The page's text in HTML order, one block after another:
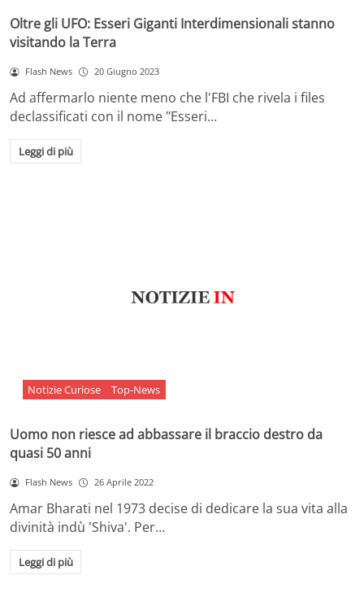
Oltre gli UFO: Esseri Giganti Interdimensionali stanno
visitando la Terra
Flash News 20 Giugno 2023
Ad affermarlo niente meno che l'FBI che rivela i files
declassificati con il nome "Esseri…
Leggi di più
Notizie Curiose Top-News
Uomo non riesce ad abbassare il braccio destro da
quasi 50 anni
Flash News 26 Aprile 2022
Amar Bharati nel 1973 decise di dedicare la sua vita alla
divinità indù 'Shiva'. Per…
Leggi di più